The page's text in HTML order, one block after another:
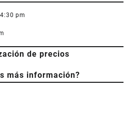
pm
de precios
más información?